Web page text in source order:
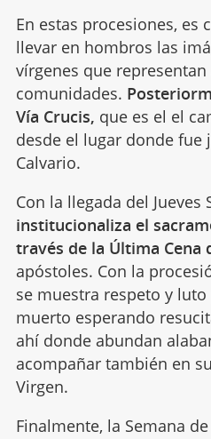
En estas procesiones, es
llevar en hombros las
vírgenes que
comunidades.
Vía Crucis, que es el el
desde el lugar donde fue
Calvario.
Con la llegada del Jueves
institucionaliza el
través de la Última Cena
apóstoles. Con la
se muestra respeto y luto
muerto esperando
ahí donde abundan
acompañar también en
Virgen.
Finalmente, la Semana